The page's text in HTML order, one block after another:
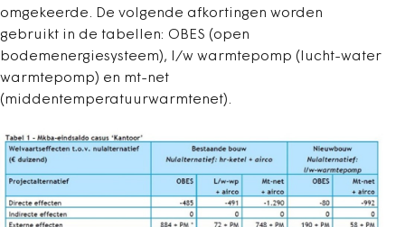
omgekeerde. De volgende afkortingen worden
gebruikt in de tabellen: OBES (open
bodemenergiesysteem), l/w warmtepomp (lucht-water
warmtepomp) en mt-net
(middentemperatuurwarmtenet).